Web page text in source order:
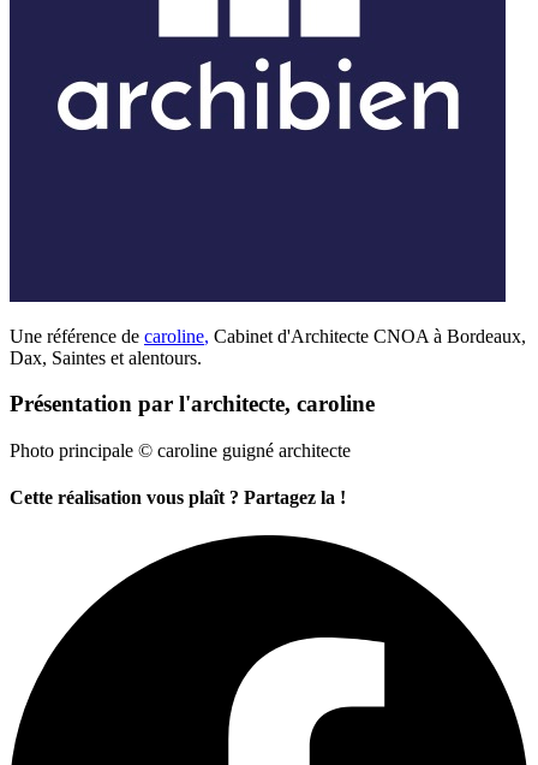
Une référence de caroline, Cabinet d'Architecte CNOA à Bordeaux,
Dax, Saintes et alentours.
Présentation par l'architecte, caroline
Photo principale © caroline guigné architecte
Cette réalisation vous plaît ? Partagez la !